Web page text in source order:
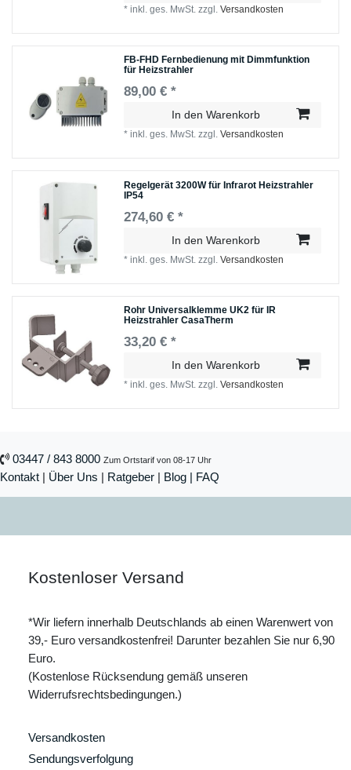
*inkl. ges. MwSt. zzgl.Versandkosten
FB-FHD Fernbedienung mit Dimmfunktion
für Heizstrahler
89,00 € *
In den Warenkorb
*inkl. ges. MwSt. zzgl.Versandkosten
Regelgerät 3200W für Infrarot Heizstrahler
IP54
274,60 € *
In den Warenkorb
*inkl. ges. MwSt. zzgl.Versandkosten
Rohr Universalklemme UK2 für IR
Heizstrahler CasaTherm
33,20 € *
In den Warenkorb
*inkl. ges. MwSt. zzgl.Versandkosten
03447 / 843 8000 Zum Ortstarif von 08-17 Uhr
Kontakt | Über Uns | Ratgeber | Blog | FAQ
Kostenloser Versand
*Wir liefern innerhalb Deutschlands ab einen Warenwert von
39,- Euro versandkostenfrei! Darunter bezahlen Sie nur 6,90
Euro.
(Kostenlose Rücksendung gemäß unseren
Widerrufsrechtsbedingungen.)
Versandkosten
Sendungsverfolgung